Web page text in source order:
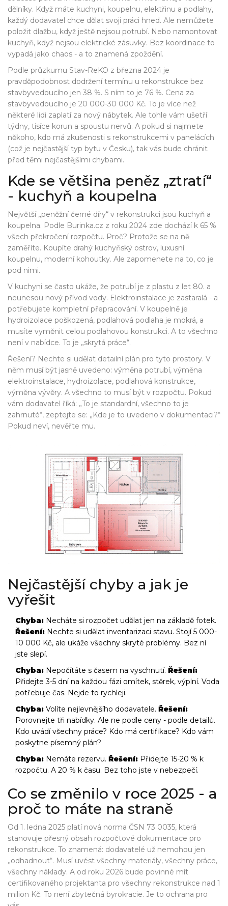
dělníky. Když máte kuchyni, koupelnu, elektřinu a podlahy,
každý dodavatel chce dělat svoji práci hned. Ale nemůžete
položit dlažbu, když ještě nejsou potrubí. Nebo namontovat
kuchyň, když nejsou elektrické zásuvky. Bez koordinace to
vypadá jako chaos - a to znamená zpoždění.
Podle průzkumu Stav-ReKO z března 2024 je
pravděpodobnost dodržení termínu u rekonstrukce bez
stavbyvedoucího jen 38 %. S ním to je 76 %. Cena za
stavbyvedoucího je 20 000-30 000 Kč. To je více než
některé lidi zaplatí za nový nábytek. Ale tohle vám ušetří
týdny, tisíce korun a spoustu nervů. A pokud si najmete
někoho, kdo má zkušenosti s rekonstrukcemi v panelácích
(což je nejčastější typ bytu v Česku), tak vás bude chránit
před těmi nejčastějšími chybami.
Kde se většina peněz „ztratí“
- kuchyň a koupelna
Největší „peněžní černé díry“ v rekonstrukci jsou kuchyň a
koupelna. Podle Burinka.cz z roku 2024 zde dochází k 65 %
všech překročení rozpočtu. Proč? Protože se na ně
zaměříte. Koupíte drahý kuchyňský ostrov, luxusní
koupelnu, moderní kohoutky. Ale zapomenete na to, co je
pod nimi.
V kuchyni se často ukáže, že potrubí je z plastu z let 80. a
neunesou nový přívod vody. Elektroinstalace je zastaralá - a
potřebujete kompletní přepracování. V koupelně je
hydroizolace poškozená, podlahová podlaha je mokrá, a
musíte vyměnit celou podlahovou konstrukci. A to všechno
není v nabídce. To je „skrytá práce“.
Řešení? Nechte si udělat detailní plán pro tyto prostory. V
něm musí být jasně uvedeno: výměna potrubí, výměna
elektroinstalace, hydroizolace, podlahová konstrukce,
výměna vývěry. A všechno to musí být v rozpočtu. Pokud
vám dodavatel říká: „To je standardní, všechno to je
zahrnuté“, zeptejte se: „Kde je to uvedeno v dokumentaci?“
Pokud neví, nevěřte mu.
Nejčastější chyby a jak je
vyřešit
Chyba: Necháte si rozpočet udělat jen na základě fotek.
Řešení: Nechte si udělat inventarizaci stavu. Stojí 5 000-
10 000 Kč, ale ukáže všechny skryté problémy. Bez ní
jste slepí.
Chyba: Nepočítáte s časem na vyschnutí. Řešení:
Přidejte 3-5 dní na každou fázi omítek, stěrek, výplní. Voda
potřebuje čas. Nejde to rychleji.
Chyba: Volíte nejlevnějšího dodavatele. Řešení:
Porovnejte tři nabídky. Ale ne podle ceny - podle detailů.
Kdo uvádí všechny práce? Kdo má certifikace? Kdo vám
poskytne písemný plán?
Chyba: Nemáte rezervu. Řešení: Přidejte 15-20 % k
rozpočtu. A 20 % k času. Bez toho jste v nebezpečí.
Co se změnilo v roce 2025 - a
proč to máte na straně
Od 1. ledna 2025 platí nová norma ČSN 73 0035, která
stanovuje přesný obsah rozpočtové dokumentace pro
rekonstrukce. To znamená: dodavatelé už nemohou jen
„odhadnout“. Musí uvést všechny materiály, všechny práce,
všechny náklady. A od roku 2026 bude povinné mít
certifikovaného projektanta pro všechny rekonstrukce nad 1
milion Kč. To není zbytečná byrokracie. Je to ochrana pro